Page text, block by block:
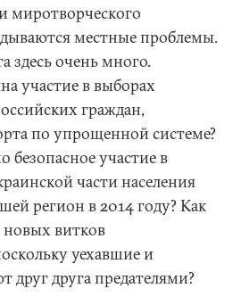
миротворческого
местные проблемы.
здесь очень много.
участие в выборах
граждан,
по упрощенной системе?
безопасное участие в
части населения
регион в 2014 году? Как
витков
уехавшие и
друг друга предателями?